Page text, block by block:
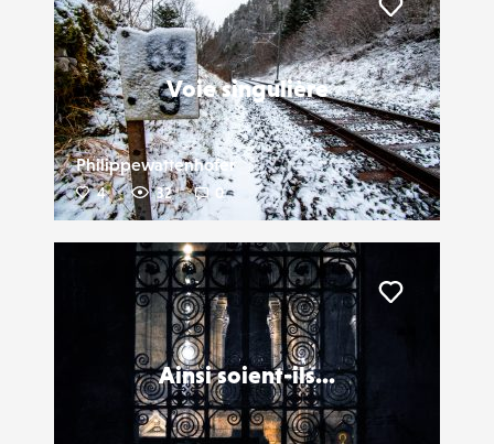
Voie singulière
Philippewattenhofer
4 32 0
Liker
Ainsi soient-ils...